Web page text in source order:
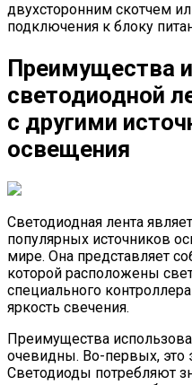
двухсторонним скотчем
подключения к блоку
Преимущества
светодиодной
с другими
освещения
Светодиодная лента
популярных источников
мире. Она представляет
которой расположены
специального
яркость свечения.
Преимущества
очевидны. Во-первых, это
Светодиоды потребляют